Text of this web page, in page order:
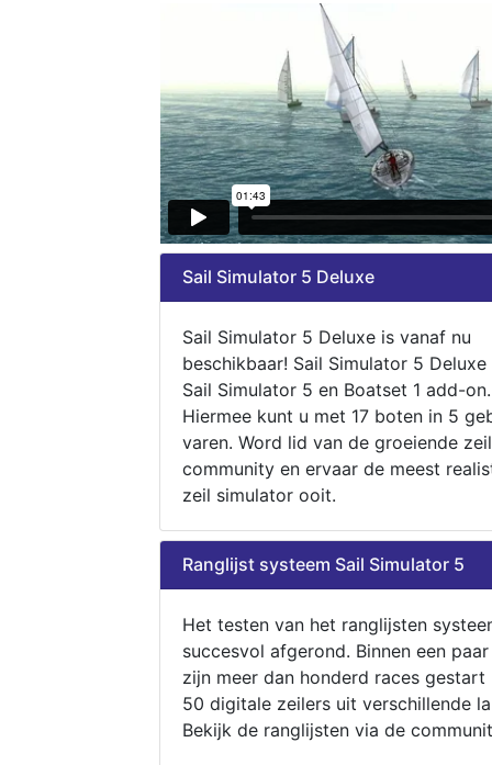
Sail Simulator 5 Deluxe
Sail Simulator 5 Deluxe is vanaf nu
beschikbaar! Sail Simulator 5
Sail Simulator 5 en Boatset 1 add-on.
Hiermee kunt u met 17 boten in 5
varen. Word lid van de groeiende zeil
community en ervaar de meest
zeil simulator ooit.
Ranglijst systeem Sail Simulator 5
Het testen van het ranglijsten
succesvol afgerond. Binnen een
zijn meer dan honderd races gestart
50 digitale zeilers uit verschillende
Bekijk de ranglijsten via de